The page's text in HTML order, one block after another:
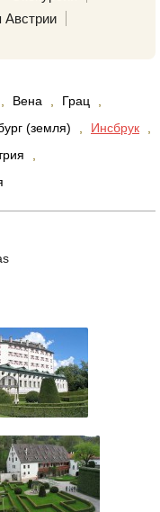
Австрии
Вена Грац
(земля) Инсбрук